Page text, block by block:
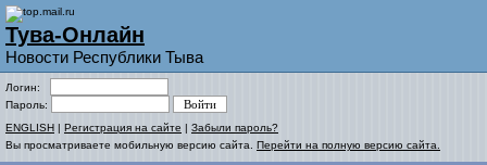
Тува-Онлайн
Новости Республики Тыва
Логин:
Пароль:
ENGLISH | Регистрация на сайте | Забыли пароль?
Вы просматриваете мобильную версию сайта. Перейти на полную версию сайта.